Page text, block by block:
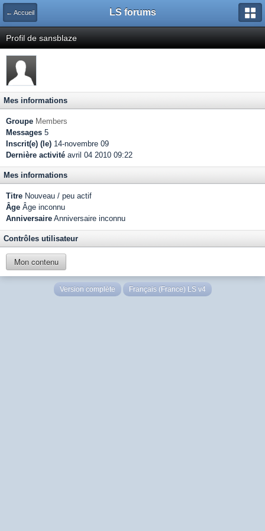
← Accueil LS forums
Profil de sansblaze
Mes informations
Groupe Members
Messages 5
Inscrit(e) (le) 14-novembre 09
Dernière activité avril 04 2010 09:22
Mes informations
Titre Nouveau / peu actif
Âge Âge inconnu
Anniversaire Anniversaire inconnu
Contrôles utilisateur
Mon contenu
Version complète Français (France) LS v4